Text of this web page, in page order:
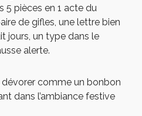
5 pièces en 1 acte du
de gifles, une lettre bien
jours, un type dans le
alerte.
comme un bonbon
dans l’ambiance festive